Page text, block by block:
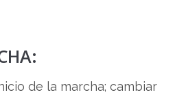
de la marcha; cambiar